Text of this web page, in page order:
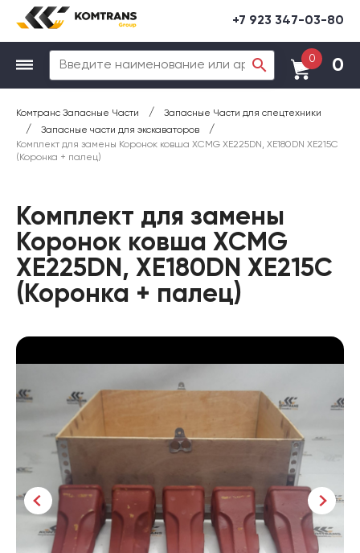
+7 923 347-03-80
0 0
Комтранс Запасные Части / Запасные Части для спецтехники
/ Запасные части для экскаваторов /
Комплект для замены Коронок ковша XCMG XE225DN, XE180DN XE215C
(Коронка + палец)
Комплект для замены
Коронок ковша XCMG
XE225DN, XE180DN XE215C
(Коронка + палец)